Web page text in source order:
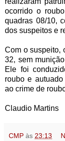
ocorrido o
quadras 08/10,
dos suspeitos e
Com o suspeito,
32, sem
Ele foi
roubo e
ao crime de
Claudio Martins
CMP às 23:13